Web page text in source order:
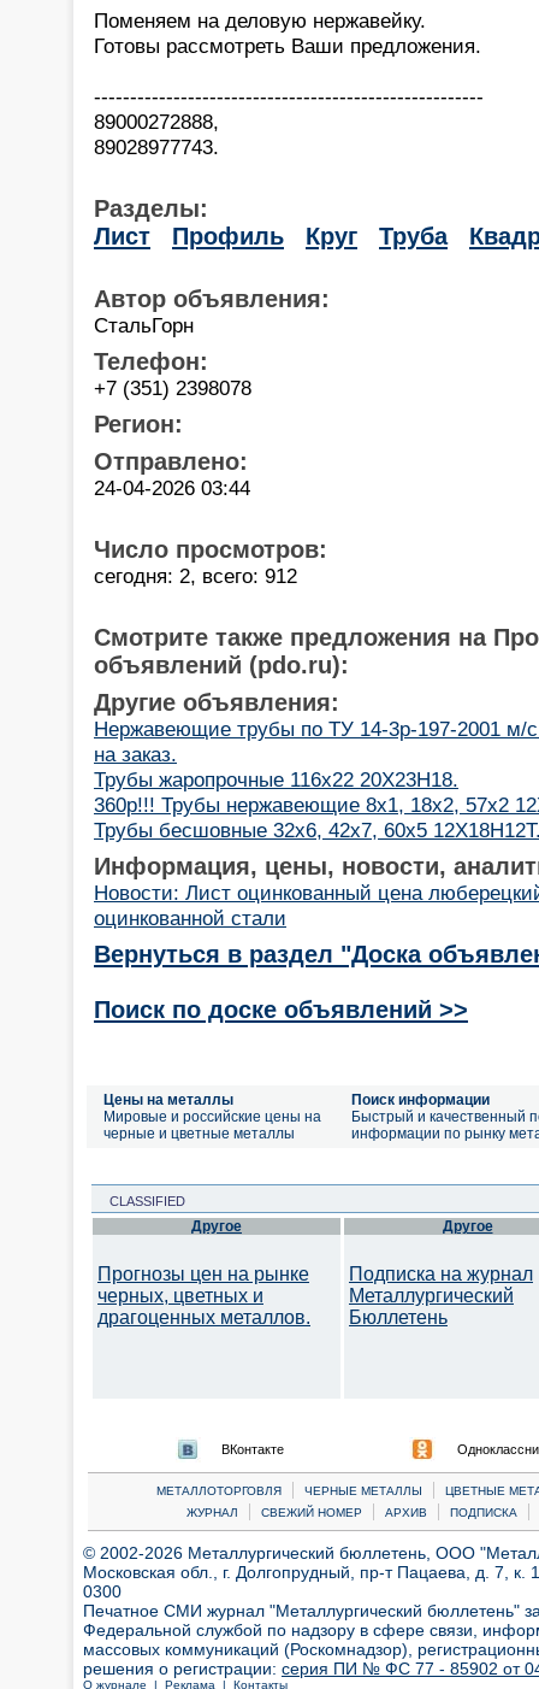
Поменяем на деловую нержавейку.
Готовы рассмотреть Ваши предложения.
------------------------------------------------------
89000272888,
89028977743.
Разделы:
Лист
Профиль Круг Труба
Автор объявления:
СтальГорн
Телефон:
+7 (351) 2398078
Регион:
Отправлено:
24-04-2026 03:44
Число просмотров:
сегодня: 2, всего: 912
Смотрите также предложения на
объявлений (pdo.ru):
Другие объявления:
Нержавеющие трубы по ТУ 14-3р-197-2001 м/
на заказ.
Трубы жаропрочные 116х22 20Х23Н18.
360р!!! Трубы нержавеющие 8х1, 18х2, 57х2
Трубы бесшовные 32х6, 42х7, 60х5
Информация, цены, новости,
Новости: Лист оцинкованный цена
оцинкованной стали
Вернуться в раздел "Доска
Поиск по доске объявлений >>
Цены на металлы
Мировые и российские цены на
черные и цветные металлы
Поиск информации
Быстрый и качественный
информации по рынку
CLASSIFIED
Другое
Прогнозы цен на рынке
черных, цветных и
драгоценных металлов.
Другое
Подписка на журнал
Металлургический
Бюллетень
ВКонтакте
МЕТАЛЛОТОРГОВЛЯ | ЧЕРНЫЕ МЕТАЛЛЫ |
ЦВЕТНЫЕ
ЖУРНАЛ
| СВЕЖИЙ НОМЕР | АРХИВ | ПОДПИСКА |
© 2002-2026 Металлургический бюллетень, ООО
Московская обл., г. Долгопрудный, пр-т Пацаева, д. 7,
0300
Печатное СМИ журнал "Металлургический бюллетень"
Федеральной службой по надзору в сфере связи,
массовых коммуникаций (Роскомнадзор),
решения о регистрации: серия ПИ № ФС 77 - 85902 от 04
О журнале | Реклама | Контакты